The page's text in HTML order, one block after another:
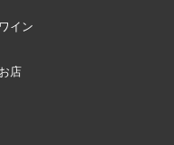
ワイン
お店